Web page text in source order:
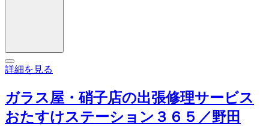
詳細を見る
ガラス屋・硝子店の出張修理サービス
おたすけステーション３６５／野田